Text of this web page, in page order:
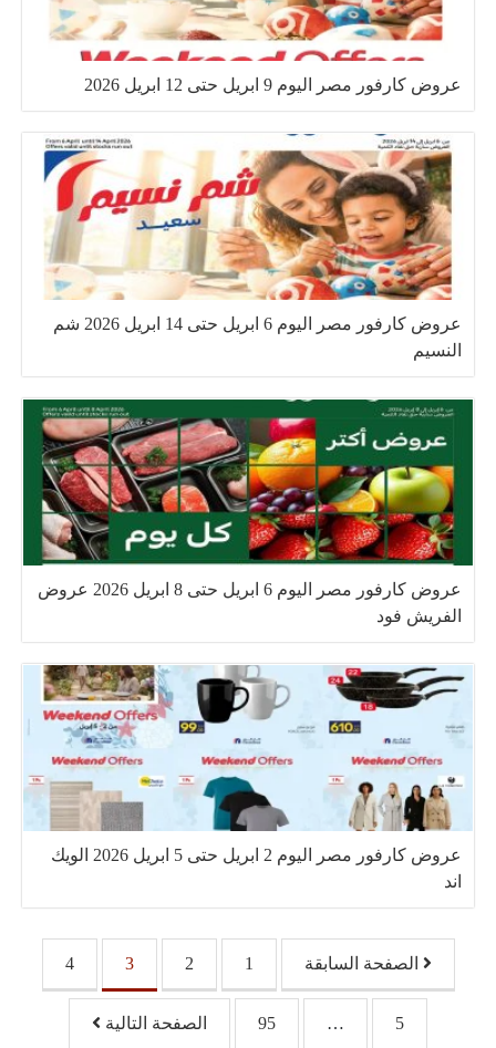
عروض كارفور مصر اليوم 9 ابريل حتى 12 ابريل 2026
عروض كارفور مصر اليوم 6 ابريل حتى 14 ابريل 2026 شم
النسيم
عروض كارفور مصر اليوم 6 ابريل حتى 8 ابريل 2026 عروض
الفريش فود
عروض كارفور مصر اليوم 2 ابريل حتى 5 ابريل 2026 الويك
اند
تصفّح المقالات
الصفحة السابقة 1
2
3
4
5
…
95 الصفحة التالية